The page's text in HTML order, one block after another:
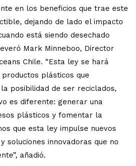
en los beneficios que trae este
dejando de lado el impacto
está siendo desechado
Mark Minneboo, Director
Chile. “Esta ley se hará
plásticos que
posibilidad de ser reciclados,
es diferente: generar una
plásticos y fomentar la
que esta ley impulse nuevos
soluciones innovadoras que no
añadió.